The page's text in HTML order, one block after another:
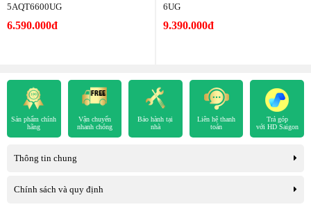
5AQT6600UG
6.590.000đ
6UG
9.390.000đ
Sản phẩm chính
hãng
Vận chuyển
nhanh chóng
Bảo hành tại
nhà
Liên hệ thanh
toán
Trả góp
với HD Saigon
Thông tin chung
Chính sách và quy định